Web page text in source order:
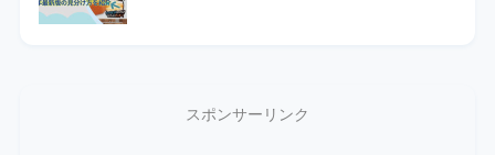
スポンサーリンク